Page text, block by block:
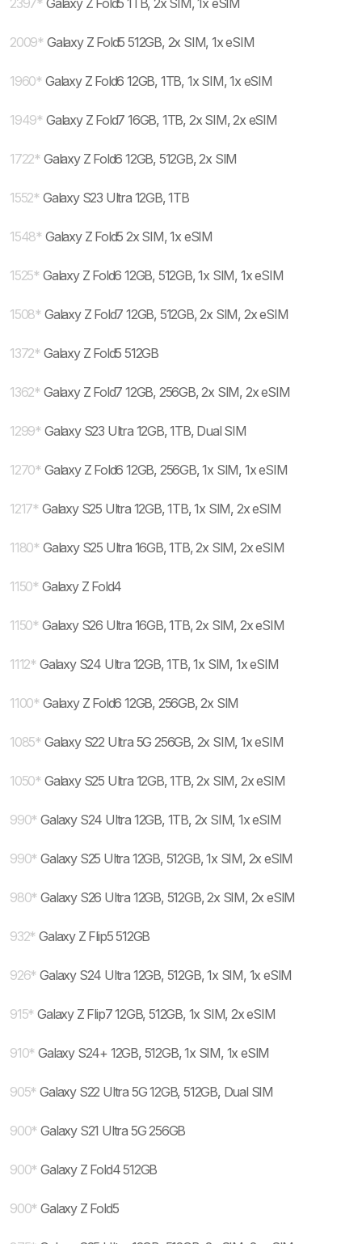
2397* Galaxy Z Fold5 1TB, 2x SIM, 1x eSIM
2009* Galaxy Z Fold5 512GB, 2x SIM, 1x eSIM
1960* Galaxy Z Fold6 12GB, 1TB, 1x SIM, 1x eSIM
1949* Galaxy Z Fold7 16GB, 1TB, 2x SIM, 2x eSIM
1722* Galaxy Z Fold6 12GB, 512GB, 2x SIM
1552* Galaxy S23 Ultra 12GB, 1TB
1548* Galaxy Z Fold5 2x SIM, 1x eSIM
1525* Galaxy Z Fold6 12GB, 512GB, 1x SIM, 1x eSIM
1508* Galaxy Z Fold7 12GB, 512GB, 2x SIM, 2x eSIM
1372* Galaxy Z Fold5 512GB
1362* Galaxy Z Fold7 12GB, 256GB, 2x SIM, 2x eSIM
1299* Galaxy S23 Ultra 12GB, 1TB, Dual SIM
1270* Galaxy Z Fold6 12GB, 256GB, 1x SIM, 1x eSIM
1217* Galaxy S25 Ultra 12GB, 1TB, 1x SIM, 2x eSIM
1180* Galaxy S25 Ultra 16GB, 1TB, 2x SIM, 2x eSIM
1150* Galaxy Z Fold4
1150* Galaxy S26 Ultra 16GB, 1TB, 2x SIM, 2x eSIM
1112* Galaxy S24 Ultra 12GB, 1TB, 1x SIM, 1x eSIM
1100* Galaxy Z Fold6 12GB, 256GB, 2x SIM
1085* Galaxy S22 Ultra 5G 256GB, 2x SIM, 1x eSIM
1050* Galaxy S25 Ultra 12GB, 1TB, 2x SIM, 2x eSIM
990* Galaxy S24 Ultra 12GB, 1TB, 2x SIM, 1x eSIM
990* Galaxy S25 Ultra 12GB, 512GB, 1x SIM, 2x eSIM
980* Galaxy S26 Ultra 12GB, 512GB, 2x SIM, 2x eSIM
932* Galaxy Z Flip5 512GB
926* Galaxy S24 Ultra 12GB, 512GB, 1x SIM, 1x eSIM
915* Galaxy Z Flip7 12GB, 512GB, 1x SIM, 2x eSIM
910* Galaxy S24+ 12GB, 512GB, 1x SIM, 1x eSIM
905* Galaxy S22 Ultra 5G 12GB, 512GB, Dual SIM
900* Galaxy S21 Ultra 5G 256GB
900* Galaxy Z Fold4 512GB
900* Galaxy Z Fold5